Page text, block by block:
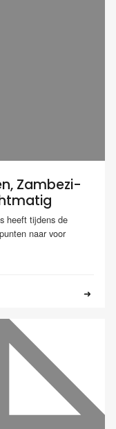
Zambezi-
heeft tijdens de
naar voor